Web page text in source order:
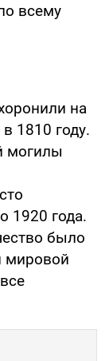
всему
на
1810 году.
могилы
1920 года.
было
мировой